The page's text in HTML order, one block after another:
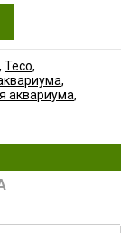
, Teco,
,
аквариума,